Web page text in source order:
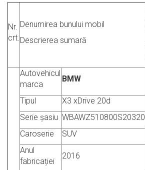
Nr.
crt.
Denumirea bunului mobil
Descrierea sumară
Autovehicul
marca
BMW
Tipul
X3 xDrive 20d
Serie șasiu WBAWZ510800S20320
Caroserie
SUV
Anul
fabricației
2016